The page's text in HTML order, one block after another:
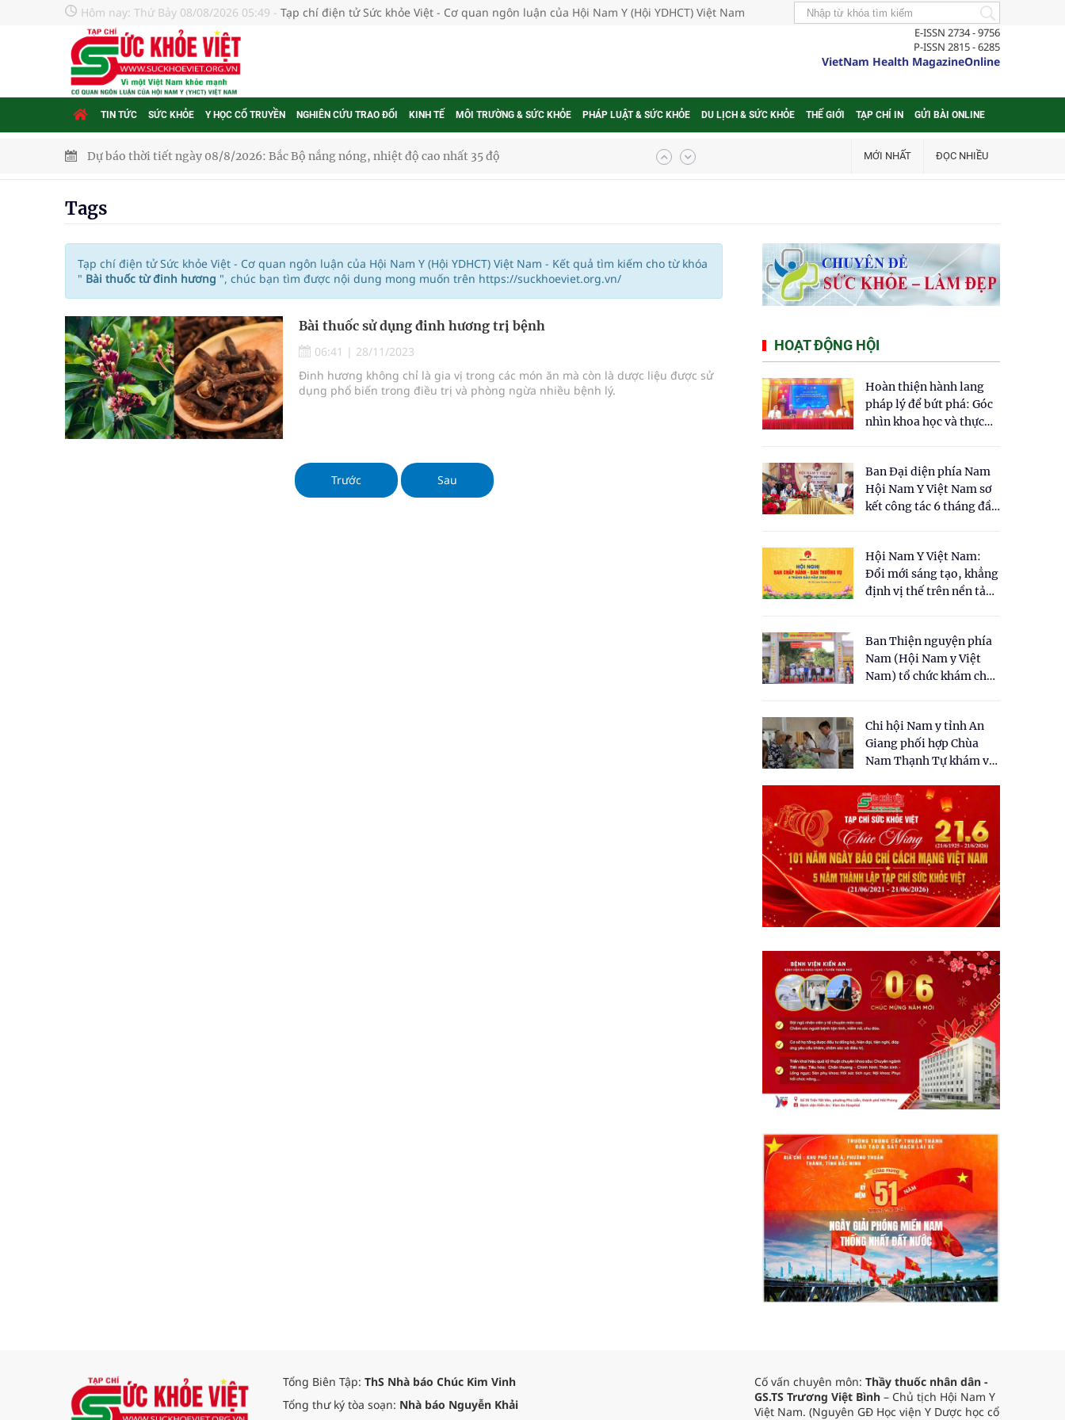
Hôm nay: Thứ Bảy 08/08/2026 05:49 - Tạp chí điện tử Sức khỏe Việt - Cơ quan ngôn luận của Hội Nam Y (Hội YDHCT) Việt Nam
E-ISSN 2734 - 9756
P-ISSN 2815 - 6285
VietNam Health MagazineOnline
TIN TỨC SỨC KHỎE Y HỌC CỔ TRUYỀN NGHIÊN CỨU TRAO ĐỔI KINH TẾ MÔI TRƯỜNG & SỨC KHỎE PHÁP LUẬT & SỨC KHỎE DU LỊCH & SỨC KHỎE THẾ GIỚI TẠP CHÍ IN GỬI BÀI ONLINE
Dự báo thời tiết ngày 08/8/2026: Bắc Bộ nắng nóng, nhiệt độ cao nhất 35 độ
Tỷ lệ tật khúc xạ ở trẻ gia tăng: Khuyến nghị của chuyên gia
Nhiều lợi thế để nâng chất lượng y tế
Vương Thành Công: Khi việc học bắt đầu từ trải nghiệm thực tế
Chấn chỉnh hoạt động kinh doanh dược liệu
Súp lơ xanh mang đến hy vọng mới trong phòng ngừa ung thư
Tác Dụng Chống Kết Tập Tiểu Cầu Và Chống Đông Máu Của Các Loài Nhân Sâm (Panax Spp.): Tổng
Quan Bằng Chứng Dược Lý Và Cơ Chế Phân Tử
MỚI NHẤT ĐỌC NHIỀU
Tags
Tạp chí điện tử Sức khỏe Việt - Cơ quan ngôn luận của Hội Nam Y (Hội YDHCT) Việt Nam - Kết quả tìm kiếm cho từ khóa
" Bài thuốc từ đinh hương ", chúc bạn tìm được nội dung mong muốn trên https://suckhoeviet.org.vn/
Bài thuốc sử dụng đinh hương trị bệnh
06:41 | 28/11/2023
Đinh hương không chỉ là gia vị trong các món ăn mà còn là dược liệu được sử
dụng phổ biến trong điều trị và phòng ngừa nhiều bệnh lý.
Trước Sau
HOẠT ĐỘNG HỘI
Hoàn thiện hành lang
pháp lý để bứt phá: Góc
nhìn khoa học và thực
cho Luật Y dược cổ
truyền Việt Nam"
Ban Đại diện phía Nam
Hội Nam Y Việt Nam sơ
kết công tác 6 tháng đầu
Hội Nam Y Việt Nam:
Đổi mới sáng tạo, khẳng
định vị thế trên nền tảng
Ban Thiện nguyện phía
Nam (Hội Nam y Việt
Nam) tổ chức khám chữa
dân tại xã Tân Tập
Chi hội Nam y tỉnh An
Giang phối hợp Chùa
Nam Thạnh Tự khám và
nhân dân
Tổng Biên Tập: ThS Nhà báo Chúc Kim Vinh
Tổng thư ký tòa soạn: Nhà báo Nguyễn Khải
Cố vấn chuyên môn: Thầy thuốc nhân dân -
GS.TS Trương Việt Bình – Chủ tịch Hội Nam Y
Việt Nam. (Nguyên GĐ Học viện Y Dược học cổ